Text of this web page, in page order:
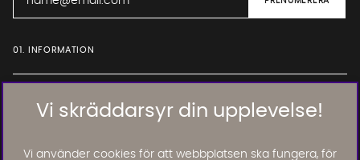
Vi skräddarsyr din upplevelse!
Vi använder cookies för att webbplatsen ska fungera, för
01. INFORMATION
02. BRA ATT VETA